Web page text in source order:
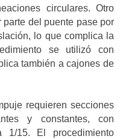
circulares. Otro
del puente pase por
lo que complica la
se utilizó con
también a cajones de
requieren secciones
y constantes, con
1/15. El procedimiento